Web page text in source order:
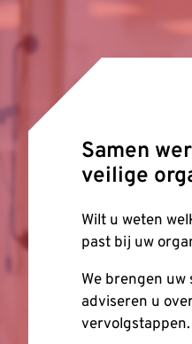
Samen
veilige
Wilt u weten
past bij uw
We brengen
adviseren u
vervolgstappen.